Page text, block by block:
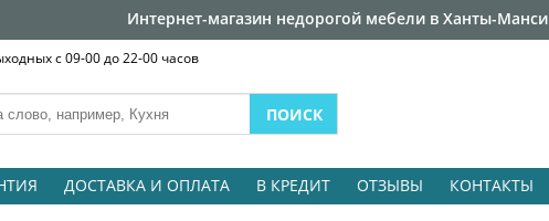
Интернет-магазин недорогой мебели в Ханты-
с 09-00 до 22-00 часов
ДОСТАВКА И ОПЛАТА В КРЕДИТ ОТЗЫВЫ КОНТАКТЫ